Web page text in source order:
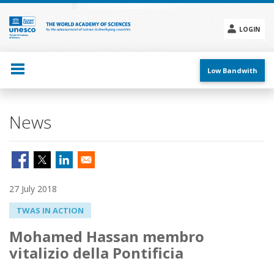
Skip
main
content
LOGIN
menu
Low Bandwith
News
27 July 2018
TWAS IN ACTION
Mohamed Hassan membro
vitalizio della Pontificia